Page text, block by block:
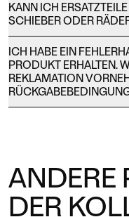
KANN ICH
SCHIEBER ODER
ICH HABE EIN
PRODUKT ERHALTEN.
REKLAMATION
ANDERE
DER